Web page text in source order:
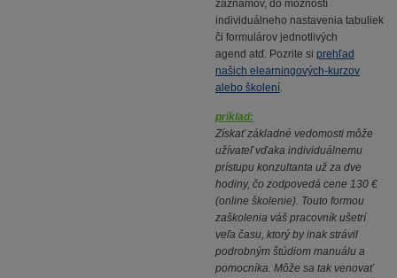
záznamov, do možností
individuálneho nastavenia tabuliek
či formulárov jednotlivých
agend atď. Pozrite si prehľad
našich elearningových-kurzov
alebo školení.
príklad:
Získať základné vedomosti môže
užívateľ vďaka individuálnemu
prístupu konzultanta už za dve
hodiny, čo zodpovedá cene 130 €
(online školenie). Touto formou
zaškolenia váš pracovník ušetrí
veľa času, ktorý by inak strávil
podrobným štúdiom manuálu a
pomocníka. Môže sa tak venovať